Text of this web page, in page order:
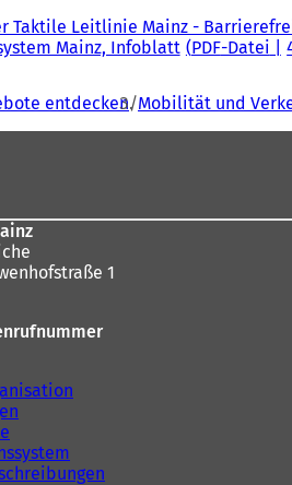
Taktile Leitlinie Mainz -
Mainz, Infoblatt PDF-Datei
entdecken Mobilität und
1